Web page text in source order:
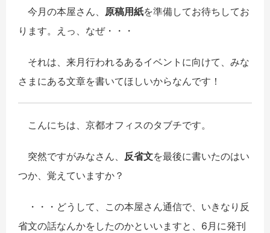
今月の本屋さん、 原稿用紙を準備してお待ちしてお
ります。えっ、なぜ・・・
それは、来月行われるあるイベントに向けて、みな
さまにある文章を書いてほしいからなんです！
こんにちは、京都オフィスのタブチです。
突然ですがみなさん、 反省文を最後に書いたのはい
つか、覚えていますか？
・・・どうして、この本屋さん通信で、いきなり反
省文の話なんかをしたのかといいますと、6月に発刊